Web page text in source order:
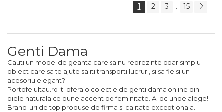
1 2 3 15
Genti Dama
Cauti un model de geanta care sa nu reprezinte doar simplu
obiect care sa te ajute sa iti transporti lucruri, si sa fie si un
acesoriu elegant?
Portofelultau.ro iti ofera o colectie de genti dama online din
piele naturala ce pune accent pe feminitate. Ai de unde alege!
Brand-uri de top produse de firma si calitate exceptionala.